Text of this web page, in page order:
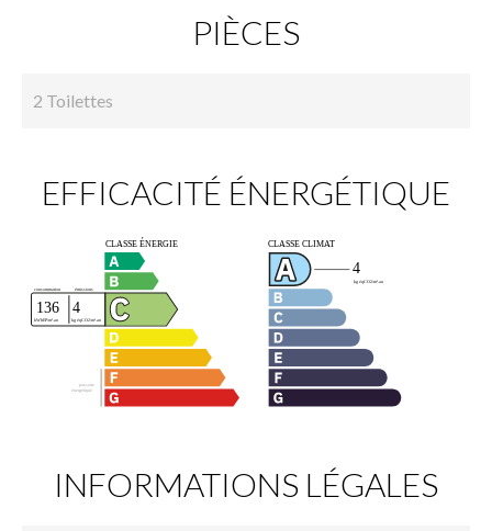
PIÈCES
2 Toilettes
EFFICACITÉ ÉNERGÉTIQUE
INFORMATIONS LÉGALES